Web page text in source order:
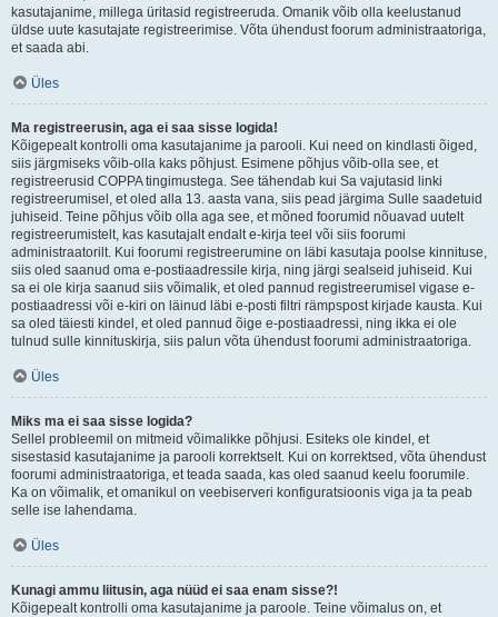
kasutajanime, millega üritasid registreeruda. Omanik võib olla keelustanud
üldse uute kasutajate registreerimise. Võta ühendust foorum administraatoriga,
et saada abi.
Üles
Ma registreerusin, aga ei saa sisse logida!
Kõigepealt kontrolli oma kasutajanime ja parooli. Kui need on kindlasti õiged,
siis järgmiseks võib-olla kaks põhjust. Esimene põhjus võib-olla see, et
registreerusid COPPA tingimustega. See tähendab kui Sa vajutasid linki
registreerumisel, et oled alla 13. aasta vana, siis pead järgima Sulle saadetuid
juhiseid. Teine põhjus võib olla aga see, et mõned foorumid nõuavad uutelt
registreerumistelt, kas kasutajalt endalt e-kirja teel või siis foorumi
administraatorilt. Kui foorumi registreerumine on läbi kasutaja poolse kinnituse,
siis oled saanud oma e-postiaadressile kirja, ning järgi sealseid juhiseid. Kui
sa ei ole kirja saanud siis võimalik, et oled pannud registreerumisel vigase e-
postiaadressi või e-kiri on läinud läbi e-posti filtri rämpspost kirjade kausta. Kui
sa oled täiesti kindel, et oled pannud õige e-postiaadressi, ning ikka ei ole
tulnud sulle kinnituskirja, siis palun võta ühendust foorumi administraatoriga.
Üles
Miks ma ei saa sisse logida?
Sellel probleemil on mitmeid võimalikke põhjusi. Esiteks ole kindel, et
sisestasid kasutajanime ja parooli korrektselt. Kui on korrektsed, võta ühendust
foorumi administraatoriga, et teada saada, kas oled saanud keelu foorumile.
Ka on võimalik, et omanikul on veebiserveri konfiguratsioonis viga ja ta peab
selle ise lahendama.
Üles
Kunagi ammu liitusin, aga nüüd ei saa enam sisse?!
Kõigepealt kontrolli oma kasutajanime ja paroole. Teine võimalus on, et